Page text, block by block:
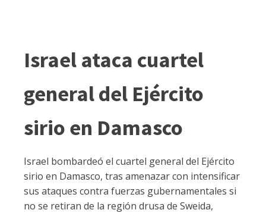
Israel ataca cuartel
general del Ejército
sirio en Damasco
Israel bombardeó el cuartel general del Ejército
sirio en Damasco, tras amenazar con intensificar
sus ataques contra fuerzas gubernamentales si
no se retiran de la región drusa de Sweida,